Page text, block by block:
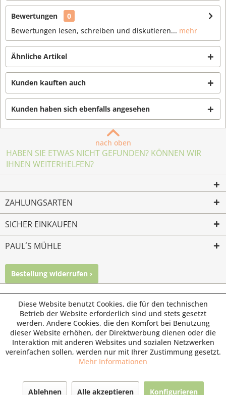
Bewertungen
0
Bewertungen lesen, schreiben und diskutieren... mehr
Ähnliche Artikel
Kunden kauften auch
Kunden haben sich ebenfalls angesehen
nach oben
HABEN SIE ETWAS NICHT GEFUNDEN? KÖNNEN WIR
IHNEN WEITERHELFEN?
ZAHLUNGSARTEN
SICHER EINKAUFEN
PAUL´S MÜHLE
Bestellung widerrufen ›
© Paul's Mühle | Inhaber: Christof Paul e.K. | Westring 2 |
45659 Recklinghausen
Fax: 02361 -28831 | E-Mail: info@pauls-muehle.de
Diese Website benutzt Cookies, die für den technischen
Betrieb der Website erforderlich sind und stets gesetzt
werden. Andere Cookies, die den Komfort bei Benutzung
dieser Website erhöhen, der Direktwerbung dienen oder die
Interaktion mit anderen Websites und sozialen Netzwerken
vereinfachen sollen, werden nur mit Ihrer Zustimmung gesetzt.
Mehr Informationen
Ablehnen Alle akzeptieren Konfigurieren